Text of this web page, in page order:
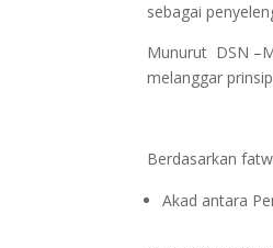
sebagai
Munurut DSN
melanggar
Berdasarkan
Akad antara